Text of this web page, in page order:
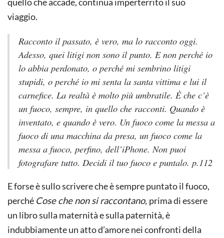
viaggio.
Racconto il passato, è vero, ma lo racconto oggi.
Adesso, quei litigi non sono il punto. E non perché io
lo abbia perdonato, o perché mi sembrino litigi
stupidi, o perché io mi senta la santa vittima e lui il
carnefice. La realtà è molto più umbratile. È che c’è
un fuoco, sempre, in quello che racconti. Quando è
inventato, e quando è vero. Un fuoco come la messa a
fuoco di una macchina da presa, un fuoco come la
messa a fuoco, perfino, dell’iPhone. Non puoi
fotografare tutto. Decidi il tuo fuoco e puntalo. p.112
E forse è sullo scrivere che è sempre puntato il fuoco,
perché Cose che non si raccontano, prima di essere
un libro sulla maternità e sulla paternità, è
indubbiamente un atto d’amore nei confronti della